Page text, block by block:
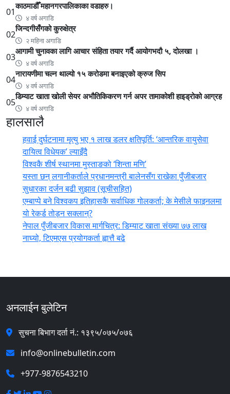
01
काठमाडौँ महानगरपालिकाका वडाहरु।
४ वर्ष अगाडि
02
जिन्दगीसँगको कुरुक्षेत्र
२ महिना अगाडि
03
आगामी चुनावका लागि आचार संहिता तयार गर्दै आयोगभदौ ५, दोलखा ।
४ वर्ष अगाडि
04
नारायणीमा चल्न थाल्यो १५ करोडमा बनाइएको क्रुज सिप
४ वर्ष अगाडि
05
डिम्याट खाता खोली सेयर अभौतिकिकरण गर्न अपर तामाकोशी हाइड्रोको आग्रह
४ वर्ष अगाडि
हालसालै
हवाई दुर्घटनामा मृत्यु भए १ लाख डलर क्षतिपूर्ति: ‘आन्तरिक वायुसेवा
दायित्व विधेयक’ ल्याइँदै
विश्वकै शीर्ष स्थानमा मुस्ताङको ‘शिन्ता मणि’
यस्ता छन् लगानीकर्ताले प्रधानमन्त्री ‍बालेनसँग राखेका पुँजीबजार
सुधारका दर्जन बढी सुझाव (सूचीसहित)
एम्बाप्पे बने विश्वकप इतिहासकै सर्वाधिक गोलकर्ता; के मेसीले फाइनलमा
यो रेकर्ड तोड्न सक्लान्?
नेपाल पुँजीबजार विकास मार्गचित्र: डिम्याट खाता संख्या ७७ लाख
नाघ्यो, टिएमएस प्रयोगकर्ता ह्वात्तै बढे
अनलाईन बुलेटिन
सुचना बिभाग दर्ता नं.: १३९५/०७५/०७६
info@onlinebulletin.com
+977-9876543210